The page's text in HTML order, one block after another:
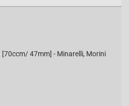
47mm] - Minarelli, Morini